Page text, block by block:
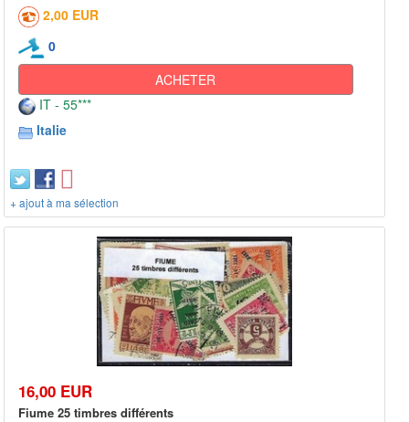
2,00 EUR
0
ACHETER
IT - 55***
Italie
+ ajout à ma sélection
16,00 EUR
Fiume 25 timbres différents